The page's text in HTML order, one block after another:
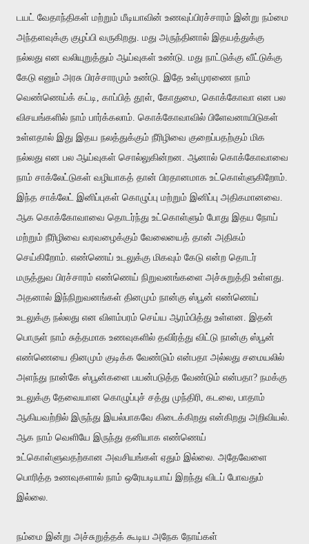
டயட் வேதாந்திகள் மற்றும் மீடியாவின் உணவுப்பிரச்சாரம் இன்று நம்மை
அந்தளவுக்கு குழப்பி வருகிறது. மது அருந்தினால் இதயத்துக்கு
நல்லது என வலியுறுத்தும் ஆய்வுகள் உண்டு. மது நாட்டுக்கு வீட்டுக்கு
கேடு எனும் அரசு பிரச்சாரமும் உண்டு. இதே உள்முரணை நாம்
வெண்ணெய்க் கட்டி, காப்பித் தூள், கோதுமை, கொக்கோவா என பல
விசயங்களில் நாம் பார்க்கலாம். கொக்கோவாவில் பிளேவனாயிடுகள்
உள்ளதால் இது இதய நலத்துக்கும் நீரிழிவை குறைப்பதற்கும் மிக
நல்லது என பல ஆய்வுகள் சொல்லுகின்றன. ஆனால் கொக்கோவாவை
நாம் சாக்லேட்டுகள் வழியாகத் தான் பிரதானமாக உட்கொள்ளுகிறோம்.
இந்த சாக்லேட் இனிப்புகள் கொழுப்பு மற்றும் இனிப்பு அதிகமானவை.
ஆக கொக்கோவாவை தொடர்ந்து உட்கொள்ளும் போது இதய நோய்
மற்றும் நீரிழிவை வரவழைக்கும் வேலையைத் தான் அதிகம்
செய்கிறோம். எண்ணெய் உடலுக்கு மிகவும் கேடு என்ற தொடர்
மருத்துவ பிரச்சாரம் எண்ணெய் நிறுவனங்களை அச்சுறுத்தி உள்ளது.
அதனால் இந்நிறுவனங்கள் தினமும் நான்கு ஸ்பூன் எண்ணெய்
உடலுக்கு நல்லது என விளம்பரம் செய்ய ஆரம்பித்து உள்ளன. இதன்
பொருள் நாம் சுத்தமாக உணவுகளில் தவிர்த்து விட்டு நான்கு ஸ்பூன்
எண்ணெயை தினமும் குடிக்க வேண்டும் என்பதா அல்லது சமையலில்
அளந்து நான்கே ஸ்பூன்களை பயன்படுத்த வேண்டும் என்பதா? நமக்கு
உடலுக்கு தேவையான கொழுப்புச் சத்து முந்திரி, கடலை, பாதாம்
ஆகியவற்றில் இருந்து இயல்பாகவே கிடைக்கிறது என்கிறது அறிவியல்.
ஆக நாம் வெளியே இருந்து தனியாக எண்ணெய்
உட்கொள்ளுவதற்கான அவசியங்கள் ஏதும் இல்லை. அதேவேளை
பொரித்த உணவுகளால் நாம் ஒரேயடியாய் இறந்து விடப் போவதும்
இல்லை.
நம்மை இன்று அச்சுறுத்தக் கூடிய அநேக நோய்கள்